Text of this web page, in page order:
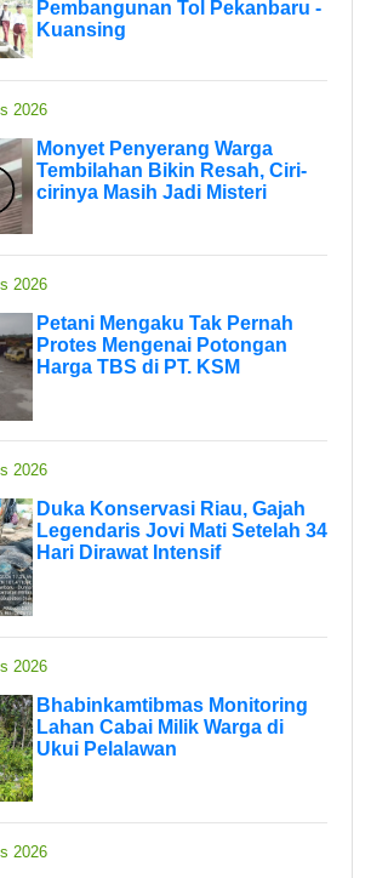
Pembangunan Tol Pekanbaru -
Kuansing
2026
Monyet Penyerang Warga
Tembilahan Bikin Resah, Ciri-
cirinya Masih Jadi Misteri
2026
Petani Mengaku Tak Pernah
Protes Mengenai Potongan
Harga TBS di PT. KSM
2026
Duka Konservasi Riau, Gajah
Legendaris Jovi Mati Setelah 34
Hari Dirawat Intensif
2026
Bhabinkamtibmas Monitoring
Lahan Cabai Milik Warga di
Ukui Pelalawan
2026